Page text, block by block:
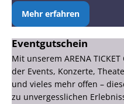
Mehr erfahren
Eventgutschein
Mit unserem ARENA
der Events, Konzerte,
und vieles mehr offen –
zu unvergesslichen